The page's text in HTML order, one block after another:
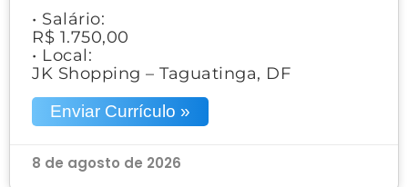
• Salário:
R$ 1.750,00
• Local:
JK Shopping – Taguatinga, DF
Enviar Currículo »
8 de agosto de 2026